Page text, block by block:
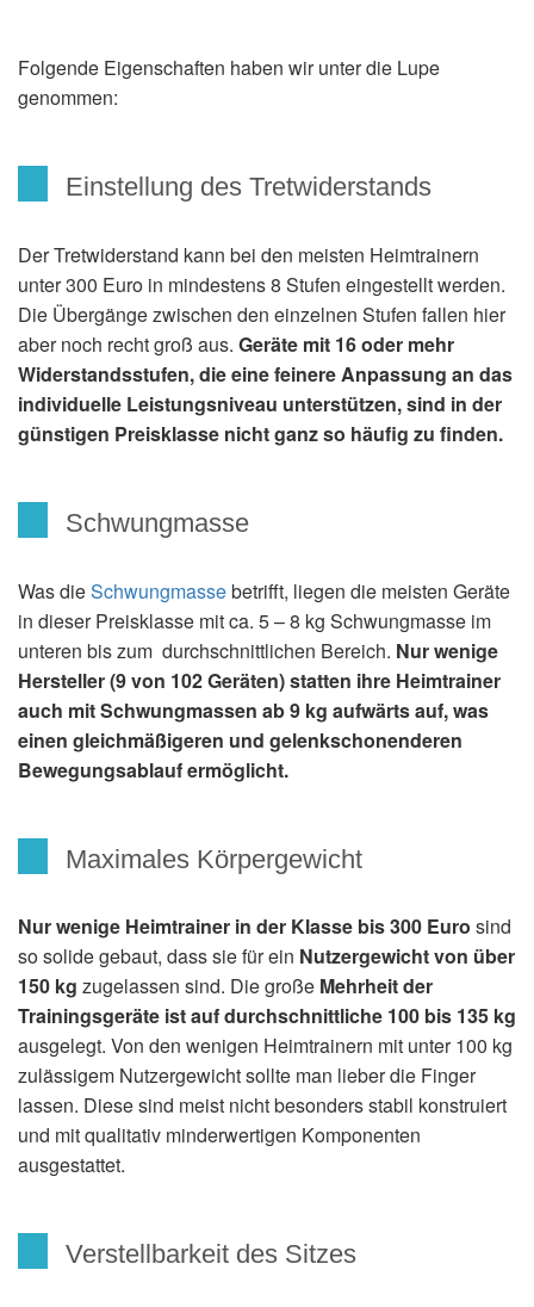
Folgende Eigenschaften haben wir unter die Lupe
genommen:
Einstellung des Tretwiderstands
Der Tretwiderstand kann bei den meisten Heimtrainern
unter 300 Euro in mindestens 8 Stufen eingestellt werden.
Die Übergänge zwischen den einzelnen Stufen fallen hier
aber noch recht groß aus. Geräte mit 16 oder mehr
Widerstandsstufen, die eine feinere Anpassung an das
individuelle Leistungsniveau unterstützen, sind in der
günstigen Preisklasse nicht ganz so häufig zu finden.
Schwungmasse
Was dieSchwungmassebetrifft, liegen die meisten Geräte
in dieser Preisklasse mit ca. 5 – 8 kg Schwungmasse im
unteren bis zum durchschnittlichen Bereich. Nur wenige
Hersteller (9 von 102 Geräten) statten ihre Heimtrainer
auch mit Schwungmassen ab 9 kg aufwärts auf, was
einen gleichmäßigeren und gelenkschonenderen
Bewegungsablauf ermöglicht.
Maximales Körpergewicht
Nur wenige Heimtrainer in der Klasse bis 300 Euro sind
so solide gebaut, dass sie für ein Nutzergewicht von über
150 kg zugelassen sind. Die große Mehrheit der
Trainingsgeräte ist auf durchschnittliche 100 bis 135 kg
ausgelegt. Von den wenigen Heimtrainern mit unter 100 kg
zulässigem Nutzergewicht sollte man lieber die Finger
lassen. Diese sind meist nicht besonders stabil konstruiert
und mit qualitativ minderwertigen Komponenten
ausgestattet.
Verstellbarkeit des Sitzes